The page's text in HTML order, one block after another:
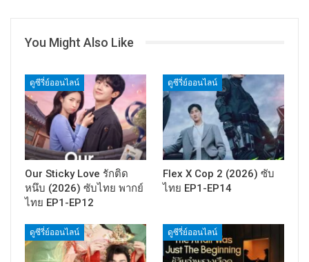
You Might Also Like
ดูซีรี่ย์ออนไลน์
Our Sticky Love รักติด
หนึบ (2026) ซับไทย พากย์
ไทย EP1-EP12
ดูซีรี่ย์ออนไลน์
Flex X Cop 2 (2026) ซับ
ไทย EP1-EP14
ดูซีรี่ย์ออนไลน์ ดูซีรี่ย์ออนไลน์